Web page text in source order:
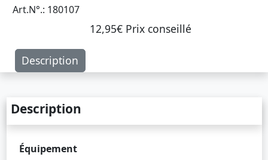
Art.N°.: 180107
12,95€ Prix ​​conseillé
Description
Description
Équipement